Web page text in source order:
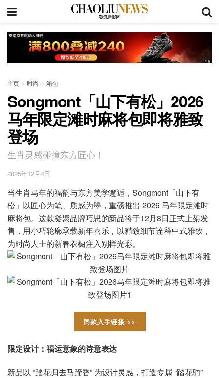
主页 时尚 箱包
Songmont「山下有松」2026
马年限定滩时麻将包即将雅致
登场
生肖灵感碰撞东方匠心！
2025年12月4日
当生肖马年的福韵与东方美学邂逅，Songmont「山下有
松」以匠心为笔、质感为墨，重磅推出 2026 马年限定滩时
麻将包。这款凝聚品牌巧思的新品将于12月8日正式上架发
售，用小巧轮廓承载新年喜乐，以精致细节诠释中式雅致，
为时尚人士的新春衣橱注入别样光彩。
同款入手链接 >>
限定设计：福运意象的诗意表达
新品以 “踏花归去马蹄香” 为设计灵感，打造专属 “踏花驹”